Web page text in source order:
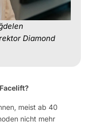
Diamond
meist ab 40
nicht mehr